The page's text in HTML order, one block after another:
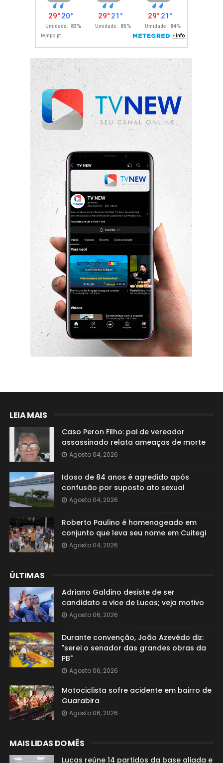
LEIA MAIS
Caso Peron Filho: pai de vereador
assassinado relata ameaças de morte
Agosto 04, 2026
Idoso de 84 anos é agredido após
confusão por suposto ato sexual
Agosto 04, 2026
Roberto Paulino é homenageado em
conjunto que leva seu nome em Cuitegi
Agosto 04, 2026
ÚLTIMAS
Adriano Galdino desiste de ser
candidato a vice de Lucas; veja motivo
Agosto 06, 2026
Durante convenção, João Azevêdo diz:
"serei o senador das grandes obras da
PB"
Agosto 06, 2026
Motociclista sofre acidente em bairro de
Guarabira
Agosto 06, 2026
MAIS LIDAS DO MÊS
Lucas reúne 14 partidos da base aliada e